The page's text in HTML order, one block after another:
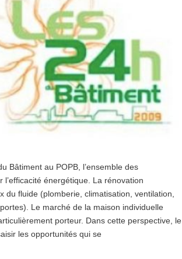
au POPB, l’ensemble des
énergétique. La rénovation
fluide (plomberie, climatisation, ventilation,
Le marché de la maison individuelle
porteur. Dans cette perspective, le
les opportunités qui se